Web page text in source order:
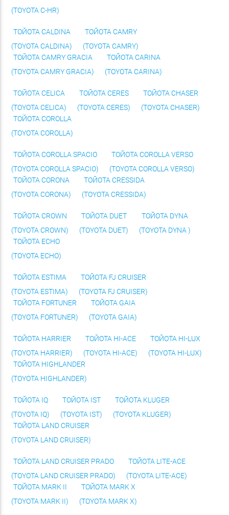
(TOYOTA C-HR)
ТОЙОТА CALDINA
(TOYOTA CALDINA)
ТОЙОТА CAMRY
(TOYOTA CAMRY)
ТОЙОТА CAMRY GRACIA
(TOYOTA CAMRY GRACIA)
ТОЙОТА CARINA
(TOYOTA CARINA)
ТОЙОТА CELICA
(TOYOTA CELICA)
ТОЙОТА CERES
(TOYOTA CERES)
ТОЙОТА CHASER
(TOYOTA CHASER)
ТОЙОТА COROLLA
(TOYOTA COROLLA)
ТОЙОТА COROLLA SPACIO
(TOYOTA COROLLA SPACIO)
ТОЙОТА COROLLA VERSO
(TOYOTA COROLLA VERSO)
ТОЙОТА CORONA
(TOYOTA CORONA)
ТОЙОТА CRESSIDA
(TOYOTA CRESSIDA)
ТОЙОТА CROWN
(TOYOTA CROWN)
ТОЙОТА DUET
(TOYOTA DUET)
ТОЙОТА DYNA
(TOYOTA DYNA )
ТОЙОТА ECHO
(TOYOTA ECHO)
ТОЙОТА ESTIMA
(TOYOTA ESTIMA)
ТОЙОТА FJ CRUISER
(TOYOTA FJ CRUISER)
ТОЙОТА FORTUNER
(TOYOTA FORTUNER)
ТОЙОТА GAIA
(TOYOTA GAIA)
ТОЙОТА HARRIER
(TOYOTA HARRIER)
ТОЙОТА HI-ACE
(TOYOTA HI-ACE)
ТОЙОТА HI-LUX
(TOYOTA HI-LUX)
ТОЙОТА HIGHLANDER
(TOYOTA HIGHLANDER)
ТОЙОТА IQ
(TOYOTA IQ)
ТОЙОТА IST
(TOYOTA IST)
ТОЙОТА KLUGER
(TOYOTA KLUGER)
ТОЙОТА LAND CRUISER
(TOYOTA LAND CRUISER)
ТОЙОТА LAND CRUISER PRADO
(TOYOTA LAND CRUISER PRADO)
ТОЙОТА LITE-ACE
(TOYOTA LITE-ACE)
ТОЙОТА MARK II
(TOYOTA MARK II)
ТОЙОТА MARK X
(TOYOTA MARK X)